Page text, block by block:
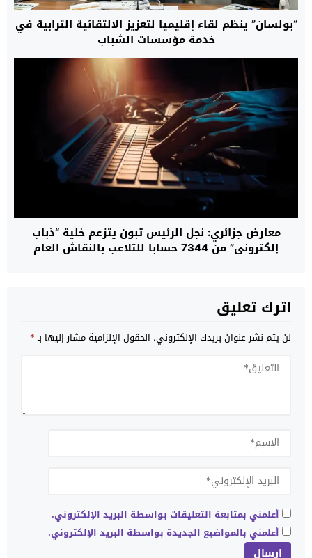
“بولسان” ينظم لقاء إقليميا لتعزيز الالتقائية الترابية في
خدمة مؤسسات الشباب
معارض جزائري: نجل الرئيس تبون يتزعم خلية “ذباب
إلكتروني” من 7344 حسابا للتلاعب بالنقاش العام
اترك تعليق
لن يتم نشر عنوان بريدك الإلكتروني. الحقول الإلزامية مشار إليها بـ*
أعلمني بمتابعة التعليقات بواسطة البريد الإلكتروني.
أعلمني بالمواضيع الجديدة بواسطة البريد الإلكتروني.